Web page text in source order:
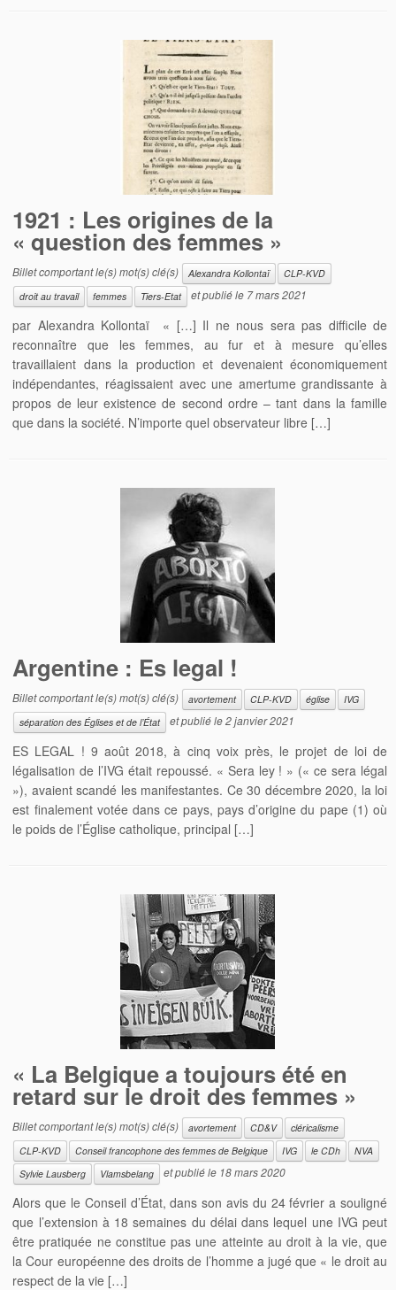
1921 : Les origines de la
« question des femmes »
Billet comportant le(s) mot(s) clé(s) Alexandra Kollontaï
CLP-KVD
droit au travail
femmes Tiers-Etat et publié le 7 mars 2021
par Alexandra Kollontaï « […] Il ne nous sera pas difficile de
reconnaître que les femmes, au fur et à mesure qu’elles
travaillaient dans la production et devenaient économiquement
indépendantes, réagissaient avec une amertume grandissante à
propos de leur existence de second ordre – tant dans la famille
que dans la société. N’importe quel observateur libre […]
Argentine : Es legal !
Billet comportant le(s) mot(s) clé(s) avortement CLP-KVD église
IVG
séparation des Églises et de l’État
et publié le2 janvier 2021
ES LEGAL ! 9 août 2018, à cinq voix près, le projet de loi de
légalisation de l’IVG était repoussé. « Sera ley ! » (« ce sera légal
»), avaient scandé les manifestantes. Ce 30 décembre 2020, la loi
est finalement votée dans ce pays, pays d’origine du pape (1) où
le poids de l’Église catholique, principal […]
« La Belgique a toujours été en
retard sur le droit des femmes »
Billet comportant le(s) mot(s) clé(s) avortement CD&V
cléricalisme
CLP-KVD
Conseil francophone des femmes de Belgique IVG le CDh
NVA
Sylvie Lausberg
Vlamsbelang et publié le 18 mars 2020
Alors que le Conseil d’État, dans son avis du 24 février a souligné
que l’extension à 18 semaines du délai dans lequel une IVG peut
être pratiquée ne constitue pas une atteinte au droit à la vie, que
la Cour européenne des droits de l’homme a jugé que « le droit au
respect de la vie […]